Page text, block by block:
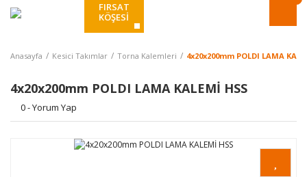
FIRSAT
KÖŞESİ
Anasayfa Kesici Takımlar Torna Kalemleri 4x20x200mm POLDI LAMA
4x20x200mm POLDI LAMA KALEMİ HSS
0 - Yorum Yap